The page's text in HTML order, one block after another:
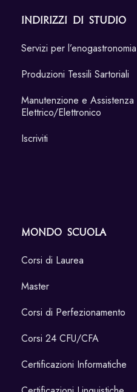
Indirizzi di Studio
Servizi per
Produzioni Tessili Sartoriali
Manutenzione e Assistenza
Elettrico/Elettronico
Iscriviti
Mondo Scuola
Corsi di Laurea
Master
Corsi di Perfezionamento
Corsi 24 CFU/CFA
Certificazioni Informatiche